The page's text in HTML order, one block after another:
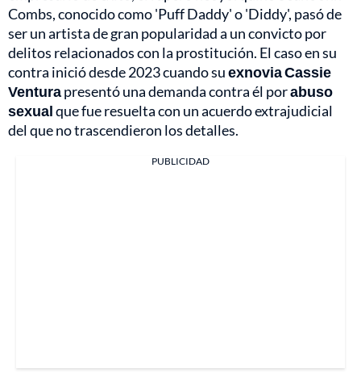
Combs, conocido como 'Puff Daddy' o 'Diddy', pasó de
ser un artista de gran popularidad a un convicto por
delitos relacionados con la prostitución. El caso en su
contra inició desde 2023 cuando suexnovia Cassie
Venturapresentó una demanda contra él porabuso
sexualque fue resuelta con un acuerdo extrajudicial
del que no trascendieron los detalles.
PUBLICIDAD